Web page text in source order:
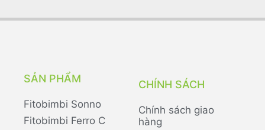
SẢN PHẨM
Fitobimbi Sonno
Fitobimbi Ferro C
CHÍNH SÁCH
Chính sách giao
hàng